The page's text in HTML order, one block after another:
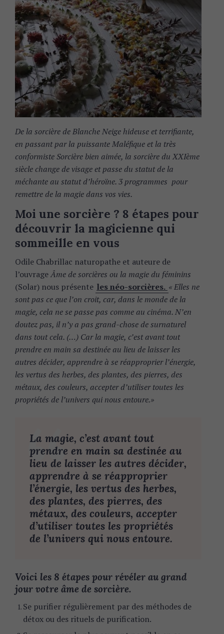
De la sorcière de Blanche Neige hideuse et terrifiante,
en passant par la puissante Maléfique et la très
conformiste Sorcière bien aimée, la sorcière du XXIème
siècle change de visage et passe du statut de la
méchante au statut d’héroïne. 3 programmes pour
remettre de la magie dans vos vies.
Moi une sorcière ? 8 étapes pour
découvrir la magicienne qui
sommeille en vous
Odile Chabrillac naturopathe et auteure de
l’ouvrageÂme de sorcières ou la magie du féminins
(Solar) nous présente les néo-sorcières. « Elles ne
sont pas ce que l’on croit, car, dans le monde de la
magie, cela ne se passe pas comme au cinéma. N’en
doutez pas, il n’y a pas grand-chose de surnaturel
dans tout cela. (…) Car la magie, c’est avant tout
prendre en main sa destinée au lieu de laisser les
autres décider, apprendre à se réapproprier l’énergie,
les vertus des herbes, des plantes, des pierres, des
métaux, des couleurs, accepter d’utiliser toutes les
propriétés de l’univers qui nous entoure.»
La magie, c’est avant tout
prendre en main sa destinée au
lieu de laisser les autres décider,
apprendre à se réapproprier
l’énergie, les vertus des herbes,
des plantes, des pierres, des
métaux, des couleurs, accepter
d’utiliser toutes les propriétés
de l’univers qui nous entoure.
Voici les 8 étapes pour révéler au grand
jour votre âme de sorcière.
Se purifier régulièrement par des méthodes de
détox ou des rituels de purification.